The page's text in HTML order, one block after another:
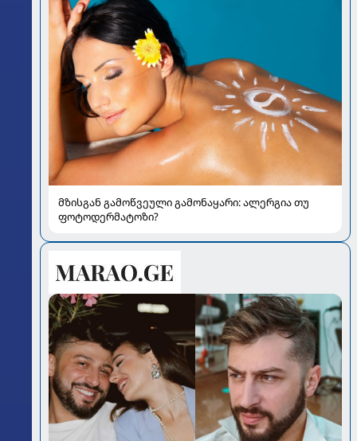
მზისგან გამოწვეული გამონაყარი: ალერგია თუ
ფოტოდერმატოზი?